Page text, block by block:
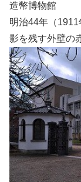
造幣博物館
明治44年（
影を残す外壁の